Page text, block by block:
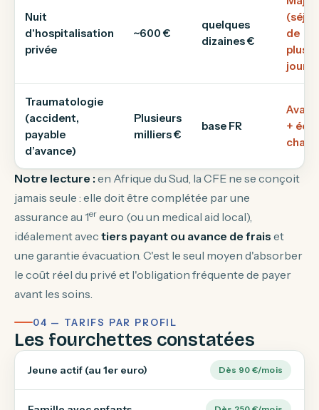
Nuit
d'hospitalisation
privée
~600 €
quelques
dizaines €
de
jours)
Traumatologie
(accident,
payable
d’avance)
Plusieurs
milliers €
base FR
+
Notre lecture :en Afrique du Sud, la CFE ne se conçoit
jamais seule : elle doit être complétée par une
assurance au 1er euro (ou un medical aid local),
idéalement avec tiers payant ou avance de frais et
une garantie évacuation. C'est le seul moyen d'absorber
le coût réel du privé et l'obligation fréquente de payer
avant les soins.
04 — TARIFS PAR PROFIL
Les fourchettes constatées
Jeune actif (au 1er euro) Dès 90 €/mois